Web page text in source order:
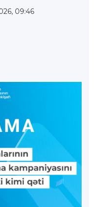
09:46